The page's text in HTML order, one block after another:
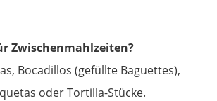
Zwischenmahlzeiten?
Bocadillos (gefüllte Baguettes),
oder Tortilla-Stücke.